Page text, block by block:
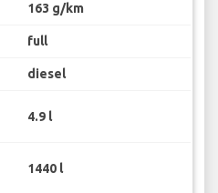
163 g/km
full
diesel
4.9 l
1440 l